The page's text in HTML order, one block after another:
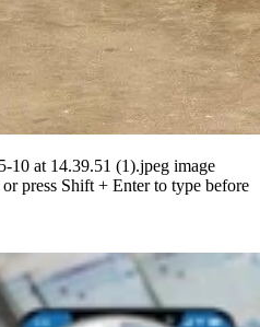
10 at 14.39.51 (1).jpeg image
press Shift + Enter to type before